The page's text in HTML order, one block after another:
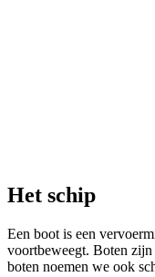
Het schip
Een boot is een
voortbeweegt. Boten
boten noemen we ook